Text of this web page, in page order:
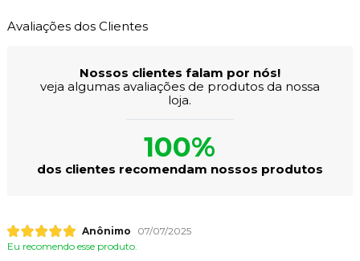
Avaliações dos Clientes
Nossos clientes falam por nós!
veja algumas avaliações de produtos da nossa
loja.
100%
dos clientes recomendam nossos produtos
Anônimo
07/07/2025
Eu recomendo esse produto.